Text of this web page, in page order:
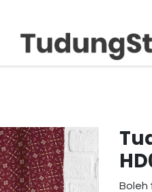
About Us Contact
Boleh